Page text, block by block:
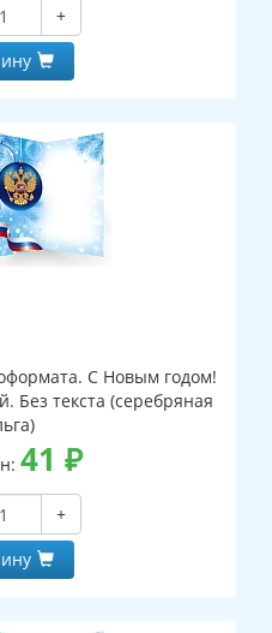
+
С Новым годом!
Без текста (серебряная
41 ₽
+